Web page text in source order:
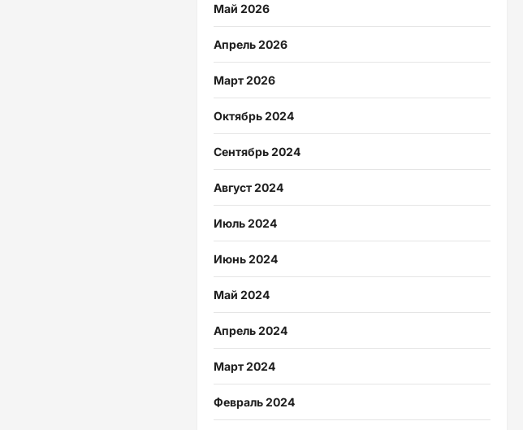
Май 2026
Апрель 2026
Март 2026
Октябрь 2024
Сентябрь 2024
Август 2024
Июль 2024
Июнь 2024
Май 2024
Апрель 2024
Март 2024
Февраль 2024